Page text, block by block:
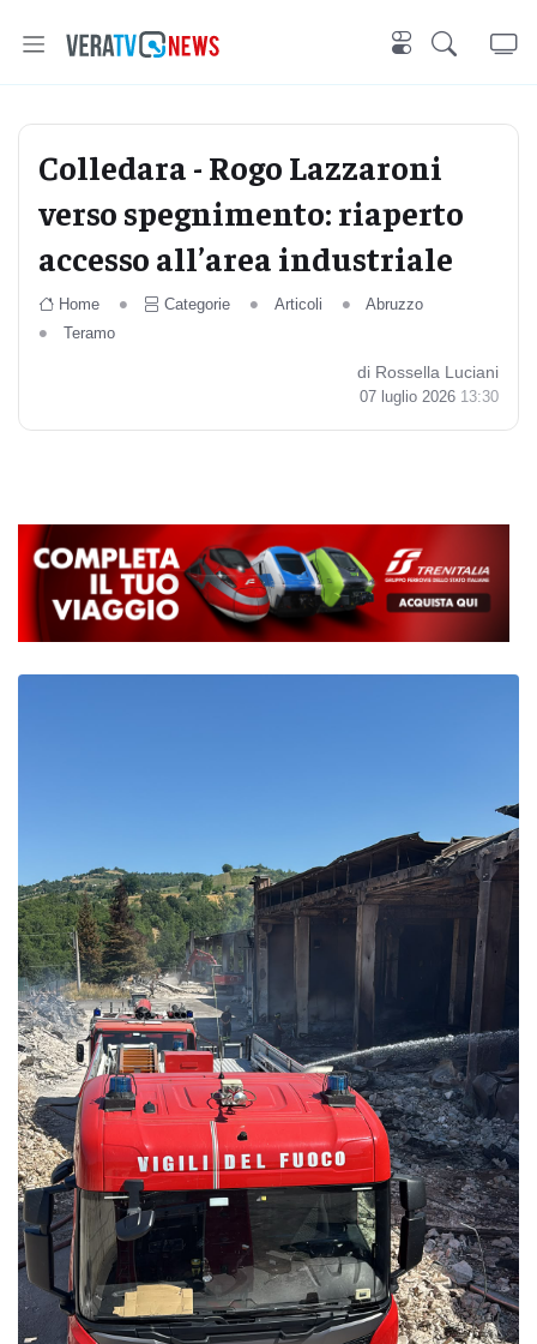
Colledara - Rogo Lazzaroni
verso spegnimento: riaperto
accesso all’area industriale
Home Categorie Articoli
Abruzzo
Teramo
di Rossella Luciani
07 luglio 2026 13:30